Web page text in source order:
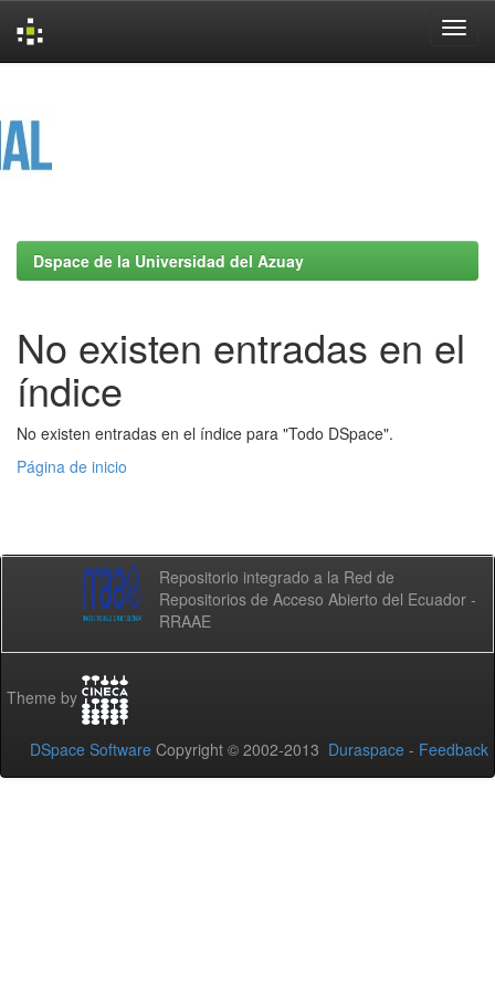
Dspace de la Universidad del Azuay
No existen entradas en el
índice
No existen entradas en el índice para "Todo DSpace".
Página de inicio
Repositorio integrado a la Red de
Repositorios de Acceso Abierto del Ecuador -
RRAAE
Theme by
DSpace Software Copyright © 2002-2013 Duraspace - Feedback